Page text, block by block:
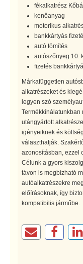
fékalkatrész
kenőanyag
motorikus
bankkártyás
autó tömítés
autószőnyeg 10.
fizetés
Márkafüggetlen
alkatrészeket és
legyen szó
Termékkínálatunkban
utángyártott
igényeiknek és
választhatják.
azonosításban, ezzel
Célunk a gyors
távon is megbízható
autóalkatrészekre
előírásoknak, így
kompatibilis járműbe.